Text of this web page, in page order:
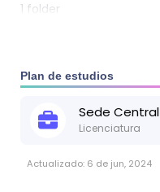
1 folder
Plan de estudios
Sede Central
Licenciatura
Actualizado: 6 de jun, 2024